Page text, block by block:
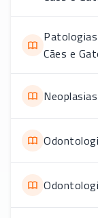
Cães e